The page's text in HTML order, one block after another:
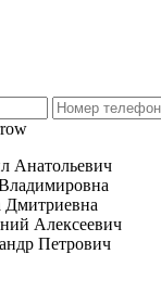
Анатольевич
Дмитриевна
Алексеевич
Петрович